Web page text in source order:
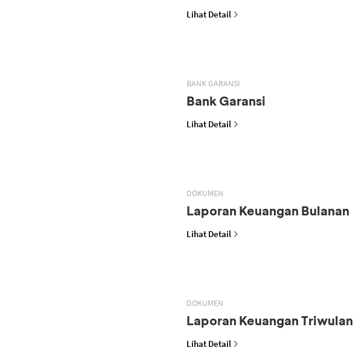
Lihat Detail
BANK GARANSI
Bank Garansi
Lihat Detail
DOKUMEN
Laporan Keuangan Bulanan
Lihat Detail
DOKUMEN
Laporan Keuangan Triwulan
Lihat Detail